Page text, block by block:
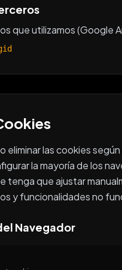
que utilizamos (Google
eliminar las cookies
la mayoría de los
tenga que ajustar
y funcionalidades no
Navegador